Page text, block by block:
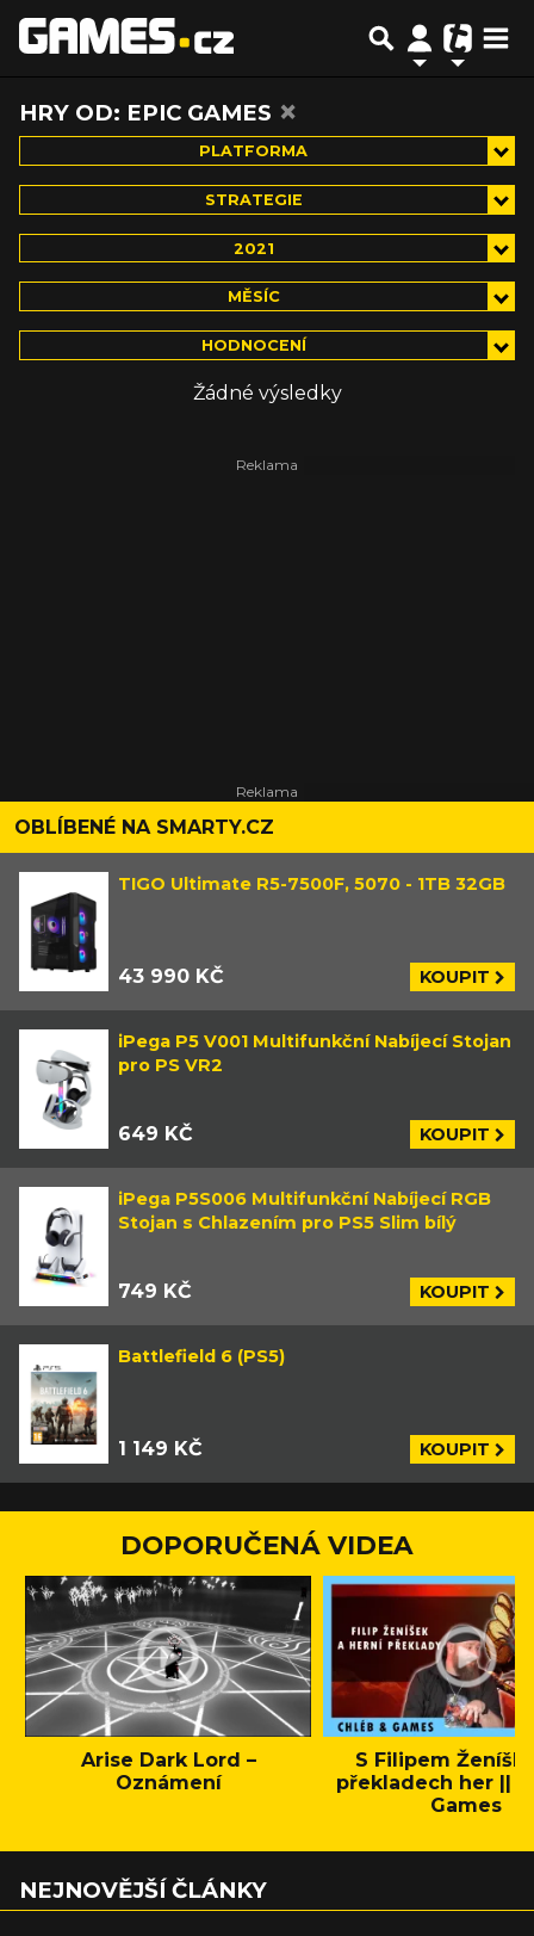
HRY OD: EPIC GAMES ×
PLATFORMA
STRATEGIE
2021
MĚSÍC
HODNOCENÍ
Žádné výsledky
OBLÍBENÉ NA SMARTY.CZ
TIGO Ultimate R5-7500F, 5070 - 1TB 32GB
43 990 KČ KOUPIT
iPega P5 V001 Multifunkční Nabíjecí Stojan
pro PS VR2
649 KČ KOUPIT
iPega P5S006 Multifunkční Nabíjecí RGB
Stojan s Chlazením pro PS5 Slim bílý
749 KČ KOUPIT
Battlefield 6 (PS5)
1 149 KČ KOUPIT
DOPORUČENÁ VIDEA
Arise Dark Lord –
Oznámení
S Filipem
překladech her ||
Games
NEJNOVĚJŠÍ ČLÁNKY